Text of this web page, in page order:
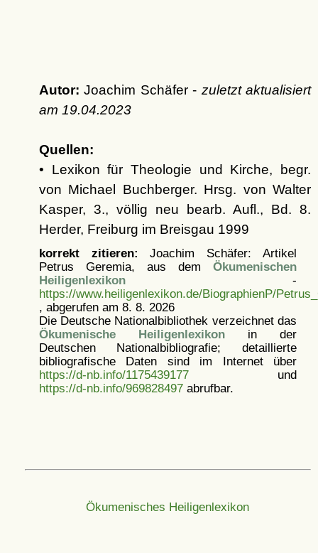
Autor: Joachim Schäfer - zuletzt aktualisiert
am 19.04.2023
Quellen:
• Lexikon für Theologie und Kirche, begr.
von Michael Buchberger. Hrsg. von Walter
Kasper, 3., völlig neu bearb. Aufl., Bd. 8.
Herder, Freiburg im Breisgau 1999
korrekt zitieren: Joachim Schäfer: Artikel
Petrus Geremia, aus dem Ökumenischen
Heiligenlexikon-
https://www.heiligenlexikon.de/BiographienP/
, abgerufen am 8. 8. 2026
Die Deutsche Nationalbibliothek verzeichnet das
Ökumenische Heiligenlexikonin der
Deutschen Nationalbibliografie; detaillierte
bibliografische Daten sind im Internet über
https://d-nb.info/1175439177und
https://d-nb.info/969828497abrufbar.
Ökumenisches Heiligenlexikon